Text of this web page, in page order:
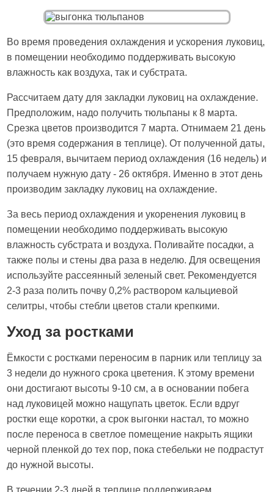
Во время проведения охлаждения и ускорения луковиц,
в помещении необходимо поддерживать высокую
влажность как воздуха, так и субстрата.
Рассчитаем дату для закладки луковиц на охлаждение.
Предположим, надо получить тюльпаны к 8 марта.
Срезка цветов производится 7 марта. Отнимаем 21 день
(это время содержания в теплице). От полученной даты,
15 февраля, вычитаем период охлаждения (16 недель) и
получаем нужную дату - 26 октября. Именно в этот день
производим закладку луковиц на охлаждение.
За весь период охлаждения и укоренения луковиц в
помещении необходимо поддерживать высокую
влажность субстрата и воздуха. Поливайте посадки, а
также полы и стены два раза в неделю. Для освещения
используйте рассеянный зеленый свет. Рекомендуется
2-3 раза полить почву 0,2% раствором кальциевой
селитры, чтобы стебли цветов стали крепкими.
Уход за ростками
Ёмкости с ростками переносим в парник или теплицу за
3 недели до нужного срока цветения. К этому времени
они достигают высоты 9-10 см, а в основании побега
над луковицей можно нащупать цветок. Если вдруг
ростки еще коротки, а срок выгонки настал, то можно
после переноса в светлое помещение накрыть ящики
черной пленкой до тех пор, пока стебельки не подрастут
до нужной высоты.
В течении 2-3 дней в теплице поддерживаем